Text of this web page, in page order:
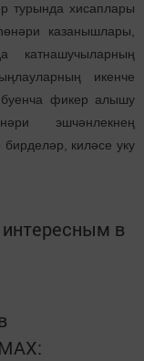
турында хисаплары
казанышлары,
икенче
фикер алышу
эшчәнлекнең
киләсе уку
в